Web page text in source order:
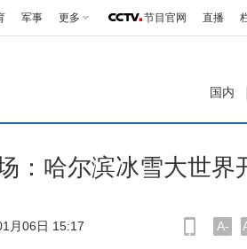
军事 更多 节目官网 直播
国内
：哈尔滨冰雪大世界
月06日 15:17 A-